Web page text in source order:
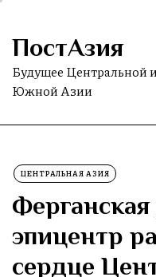
Skip
the
content
ПостАзия
Будущее Центральной
Южной Азии
ЦЕНТРАЛЬНАЯ АЗИЯ
эпицентр
сердце